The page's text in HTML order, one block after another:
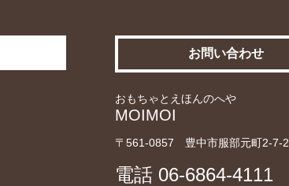
お問い合わせ
おもちゃとえほんのへや
MOIMOI
〒561-0857 豊中市服部元町2-7-2
電話 06-6864-4111